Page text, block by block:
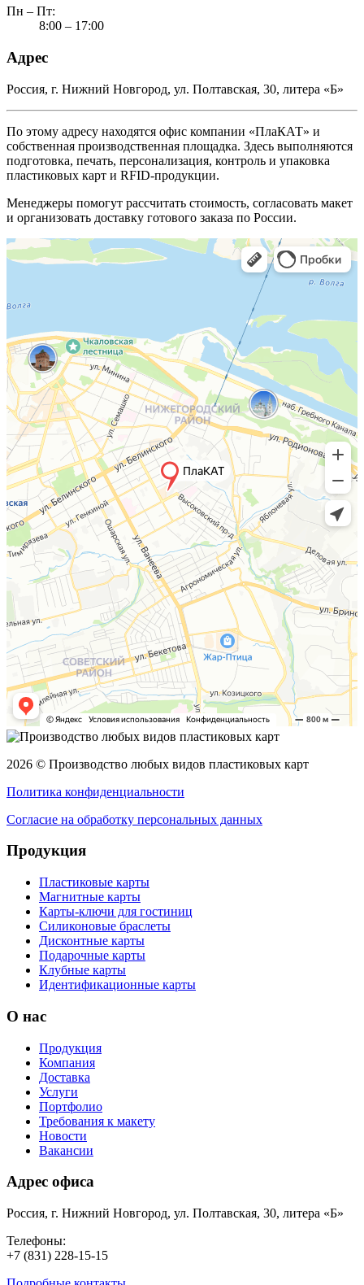
Пн – Пт:
8:00 – 17:00
Адрес
Россия, г. Нижний Новгород, ул. Полтавская, 30, литера «Б»
По этому адресу находятся офис компании «ПлаКАТ» и
собственная производственная площадка. Здесь выполняются
подготовка, печать, персонализация, контроль и упаковка
пластиковых карт и RFID-продукции.
Менеджеры помогут рассчитать стоимость, согласовать макет
и организовать доставку готового заказа по России.
2026 © Производство любых видов пластиковых карт
Политика конфиденциальности
Согласие на обработку персональных данных
Продукция
Пластиковые карты
Магнитные карты
Карты-ключи для гостиниц
Силиконовые браслеты
Дисконтные карты
Подарочные карты
Клубные карты
Идентификационные карты
О нас
Продукция
Компания
Доставка
Услуги
Портфолио
Требования к макету
Новости
Вакансии
Адрес офиса
Россия, г. Нижний Новгород, ул. Полтавская, 30, литера «Б»
Телефоны:
+7 (831) 228-15-15